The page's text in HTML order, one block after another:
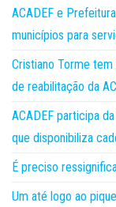
ACADEF e
municípios para
Cristiano Torme
de reabilitação da
ACADEF participa
que disponibiliza
É preciso
Um até logo ao